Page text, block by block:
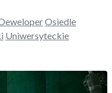
Osiedle
Uniwersyteckie